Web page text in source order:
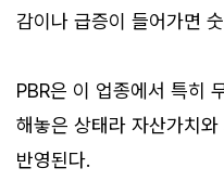
감이나 급증이 들어가면
PBR은 이 업종에서 특히
해놓은 상태라 자산가치
반영된다.